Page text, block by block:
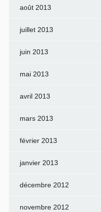
août 2013
juillet 2013
juin 2013
mai 2013
avril 2013
mars 2013
février 2013
janvier 2013
décembre 2012
novembre 2012